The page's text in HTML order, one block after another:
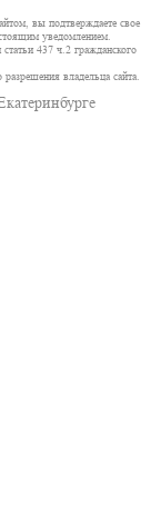
вы подтверждаете свое
уведомлением.
437 ч.2 гражданского
владельца сайта.